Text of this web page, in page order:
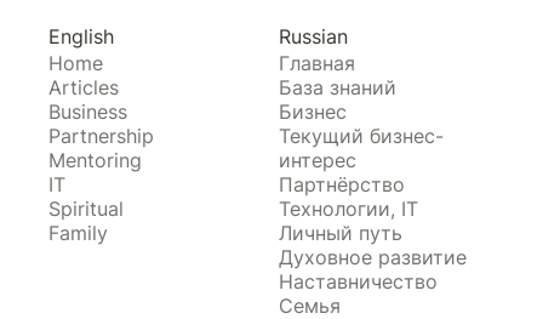
English
Home
Articles
Business
Partnership
Mentoring
IT
Spiritual
Family
Russian
Главная
База знаний
Бизнес
Текущий бизнес-
интерес
Партнёрство
Технологии, IT
Личный путь
Духовное развитие
Наставничество
Семья